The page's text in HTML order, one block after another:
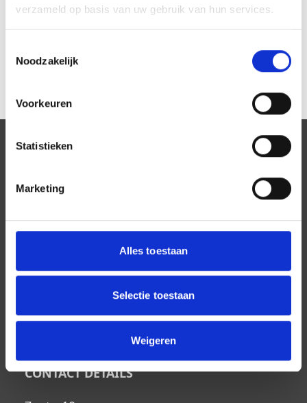
verzameld op basis van uw gebruik van hun services.
Noodzakelijk
Voorkeuren
Statistieken
Marketing
Alles toestaan
Selectie toestaan
Weigeren
+31 (0)316 29 66 90
STILL HAVE QUESTIONS?
If you still have questions, please feel free
to contact us!
CONTACT US
CONTACT DETAILS